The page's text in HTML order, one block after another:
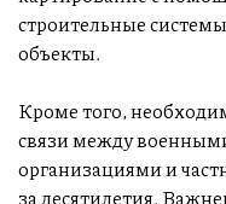
строительные
объекты.
Кроме того,
связи между
организациями и
за десятилетия.